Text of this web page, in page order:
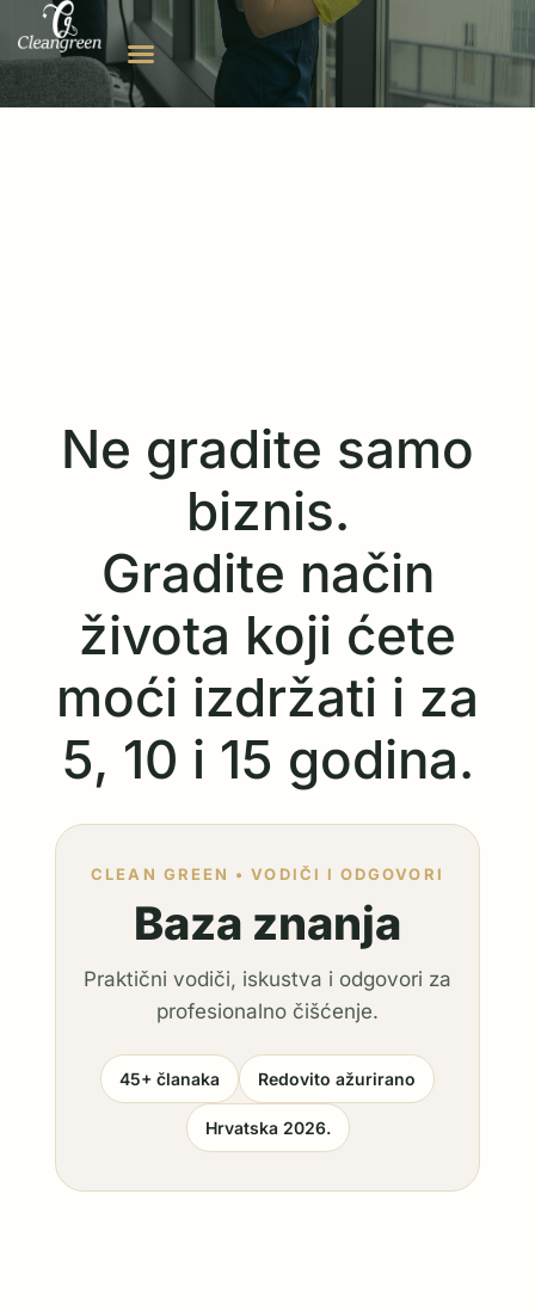
Ne gradite samo
biznis.
Gradite način
života koji ćete
moći izdržati i za
5, 10 i 15 godina.
CLEAN GREEN • VODIČI I ODGOVORI
Baza znanja
Praktični vodiči, iskustva i odgovori za
profesionalno čišćenje.
45+ članaka Redovito ažurirano
Hrvatska 2026.